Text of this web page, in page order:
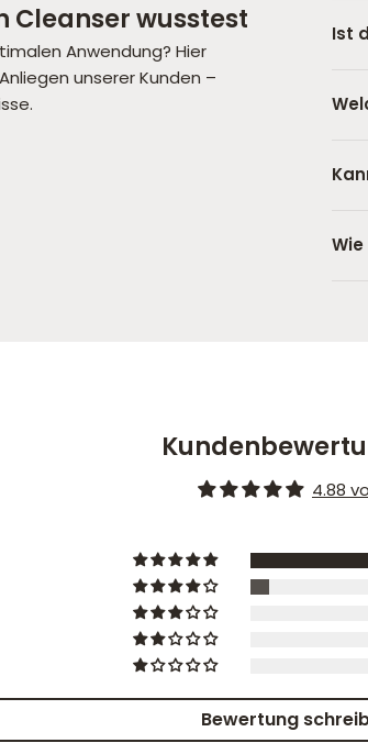
Cleanserwusstest
Anwendung? Hier
unserer Kunden –
Ist
4.88
Bewertung